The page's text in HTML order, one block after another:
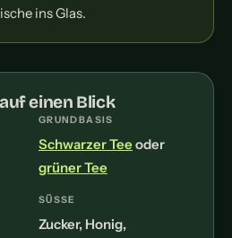
ins Glas.
einen Blick
GRUNDBASIS
Schwarzer Tee oder
grüner Tee
SÜSSE
Zucker, Honig,